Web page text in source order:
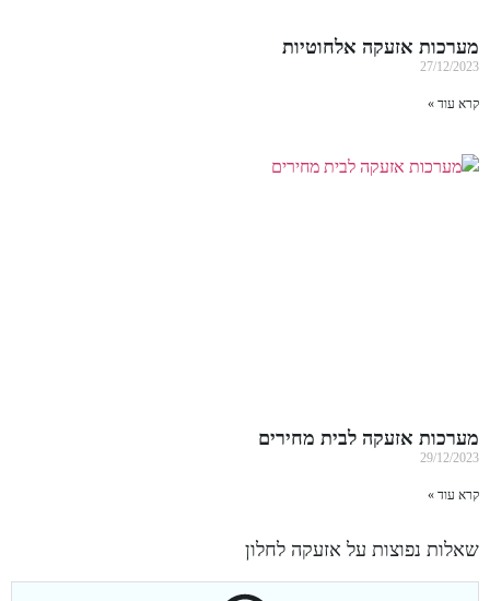
מערכות אזעקה אלחוטיות
27/12/2023
קרא עוד »
מערכות אזעקה לבית מחירים
29/12/2023
קרא עוד »
שאלות נפוצות על אזעקה לחלון